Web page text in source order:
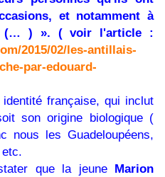
et notamment à
(… ) ». ( voir l'article :
2015/02/les-antillais-
par-edouard-
française, qui inclut
son origine biologique (
nous les Guadeloupéens,
que la jeune Marion